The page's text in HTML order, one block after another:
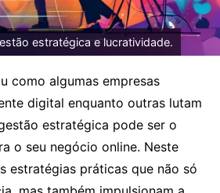
estratégica e lucratividade.
como algumas empresas
digital enquanto outras lutam
estratégica pode ser o
o seu negócio online. Neste
estratégias práticas que não só